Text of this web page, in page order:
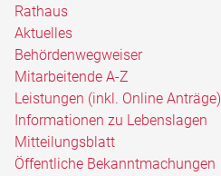
Rathaus
Aktuelles
Behördenwegweiser
Mitarbeitende A-Z
Leistungen (inkl. Online Anträge)
Informationen zu Lebenslagen
Mitteilungsblatt
Öffentliche Bekanntmachungen